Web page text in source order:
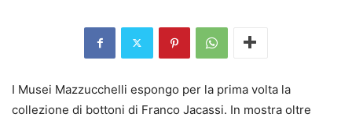
I Musei Mazzucchelli espongo per la prima volta la
collezione di bottoni di Franco Jacassi. In mostra oltre